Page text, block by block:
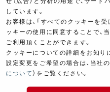
ツーリングブレイクタイム
製品ポスター
しています。
お客様は、「すべてのクッキーを
ッキーの使用に同意することで、
ご利用頂くことができます。
クッキーについての詳細をお知り
設定変更をご希望の場合は、当社
について ）をご覧ください。